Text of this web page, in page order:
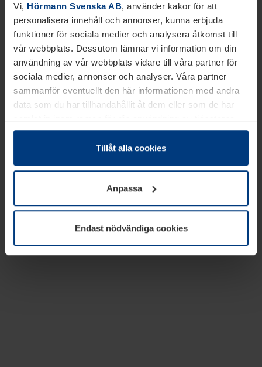
Vi, Hörmann Svenska AB, använder kakor för att
personalisera innehåll och annonser, kunna erbjuda
funktioner för sociala medier och analysera åtkomst till
vår webbplats. Dessutom lämnar vi information om din
användning av vår webbplats vidare till våra partner för
sociala medier, annonser och analyser. Våra partner
sammanför eventuellt den här informationen med andra
data som du har tillhandahållit åt dem eller som de har
samlat in inom ramen för din användning av tjänsterna.
Juridiskt kan vi lagra kakor på din enhet, om de är
absolut nödvändiga för driften av den här webbplatsen.
godkännande kan du när som helst ändra eller återkalla i
informationen om kakor underDataskyddsförklaring
vår webbplats.
Tillåt alla cookies
Anpassa
Endast nödvändiga cookies